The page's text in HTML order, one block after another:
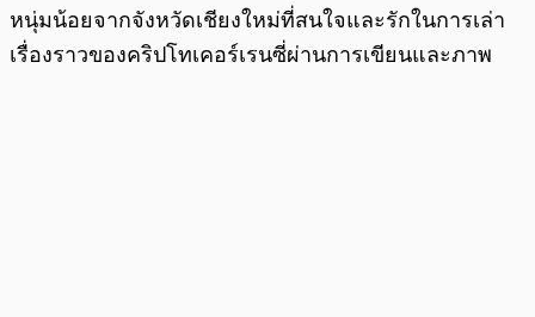
หนุ่มน้อยจากจังหวัดเชียงใหม่ที่สนใจและรักในการเล่า
เรื่องราวของคริปโทเคอร์เรนซี่ผ่านการเขียนและภาพ